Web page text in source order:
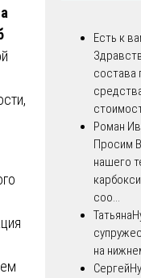
Есть к
состава
Роман
Просим
нашего
соо...
Татьяна
на
Сергей